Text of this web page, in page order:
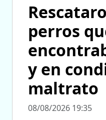
perros
y en
maltrato
08/08/2026 19:35